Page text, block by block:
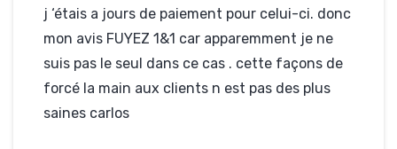
j ‘étais a jours de paiement pour celui-ci. donc
mon avis FUYEZ 1&1 car apparemment je ne
suis pas le seul dans ce cas . cette façons de
forcé la main aux clients n est pas des plus
saines carlos